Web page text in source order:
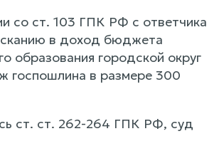
со ст. 103 ГПК РФ с ответчика
в доход бюджета
образования городской округ
госпошлина в размере 300
ст. ст. 262-264 ГПК РФ, суд